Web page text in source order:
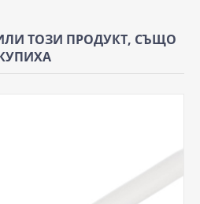
ТОЗИ ПРОДУКТ, СЪЩО